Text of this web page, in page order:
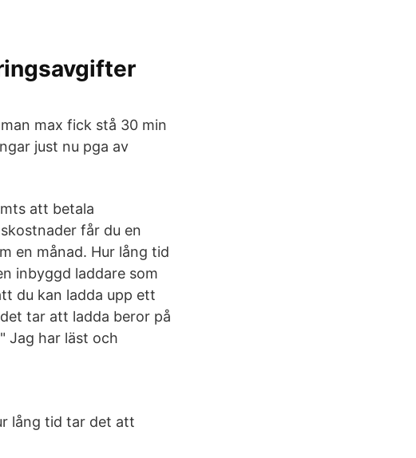
max fick stå 30 min
just nu pga av
att betala
får du en
en månad. Hur lång tid
inbyggd laddare som
du kan ladda upp ett
tar att ladda beror på
Jag har läst och
lång tid tar det att